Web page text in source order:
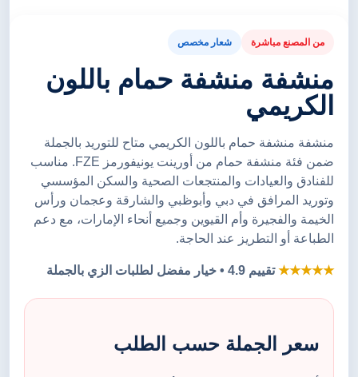
من المصنع مباشرة شعار مخصص
منشفة منشفة حمام باللون
الكريمي
منشفة منشفة حمام باللون الكريمي متاح للتوريد بالجملة
ضمن فئة منشفة حمام من أورينت يونيفورمز FZE. مناسب
للفنادق والعيادات والمنتجعات الصحية والسكن المؤسسي
وتوريد المرافق في دبي وأبوظبي والشارقة وعجمان ورأس
الخيمة والفجيرة وأم القيوين وجميع أنحاء الإمارات، مع دعم
الطباعة أو التطريز عند الحاجة.
★★★★★تقييم 4.9 • خيار مفضل لطلبات الزي بالجملة
سعر الجملة حسب الطلب